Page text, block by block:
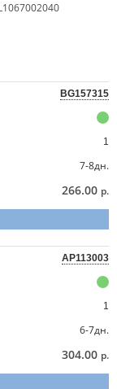
BG157315
1
7-8дн.
266.00 р.
AP113003
1
6-7дн.
304.00 р.